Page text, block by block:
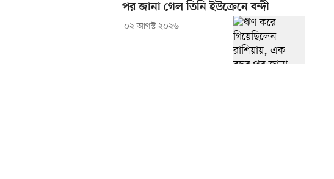
পর জানা গেল তিনি ইউক্রেনে বন্দী
০২ আগস্ট ২০২৬